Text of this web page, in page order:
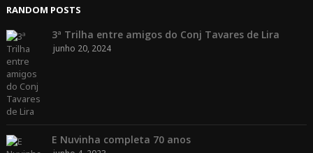
RANDOM POSTS
3ª Trilha entre amigos do Conj Tavares de Lira
junho 20, 2024
E Nuvinha completa 70 anos